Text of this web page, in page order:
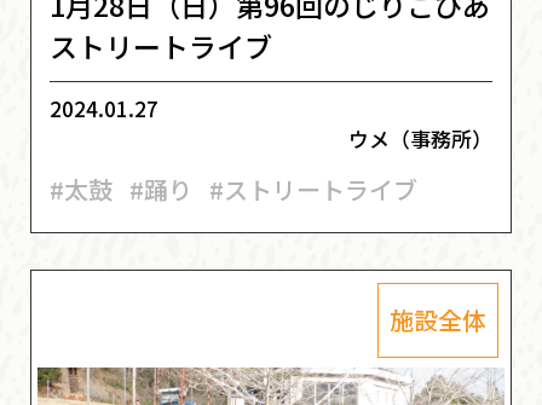
ストリートライブ
2024.01.27
ウメ（事務所）
#太鼓 #踊り #ストリートライブ
施設全体